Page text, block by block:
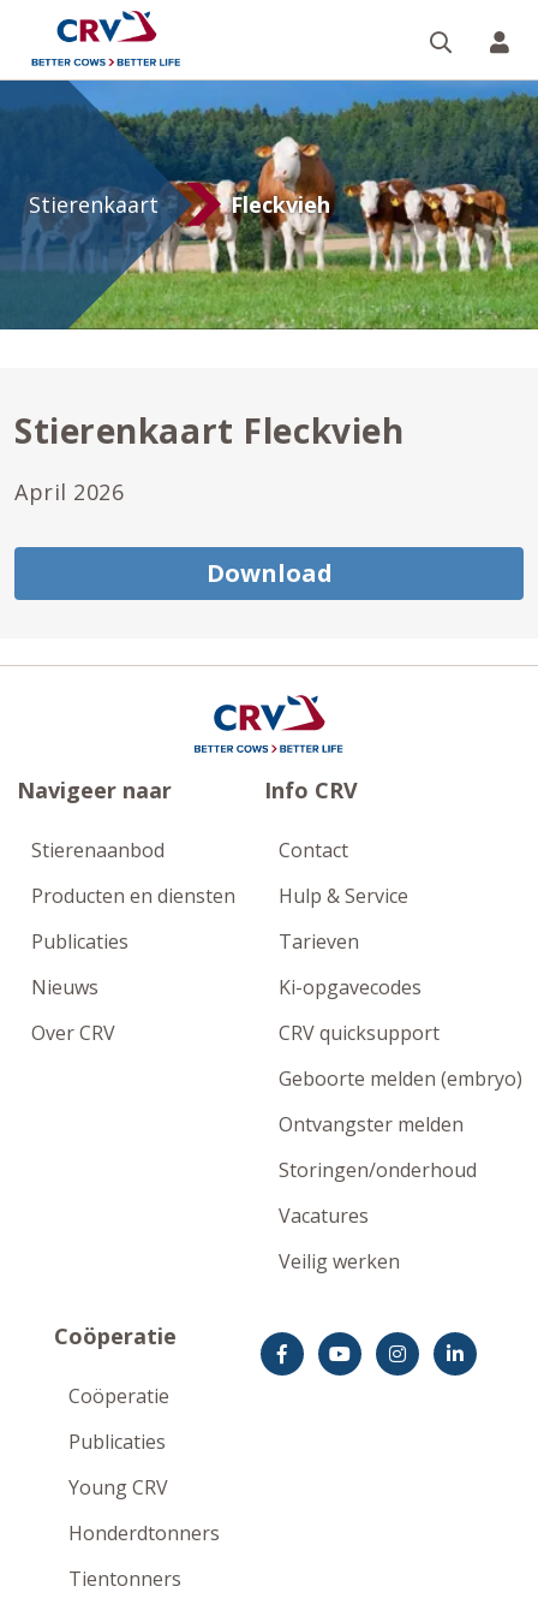
Fleckvieh
stierenkaart
Stierenkaart Fleckvieh
Stierenkaart Fleckvieh
April 2026
Download
Navigeer naar
Stierenaanbod
Producten en diensten
Publicaties
Nieuws
Over CRV
Info CRV
Contact
Hulp & Service
Tarieven
Ki-opgavecodes
CRV quicksupport
Geboorte melden (embryo)
Ontvangster melden
Storingen/onderhoud
Vacatures
Veilig werken
Coöperatie
Coöperatie
Publicaties
Young CRV
Honderdtonners
Tientonners